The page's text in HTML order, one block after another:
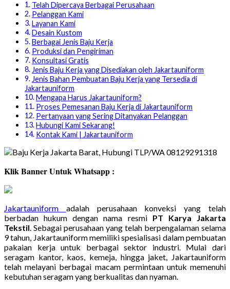
Telah Dipercaya Berbagai Perusahaan
Pelanggan Kami
Layanan Kami
Desain Kustom
Berbagai Jenis Baju Kerja
Produksi dan Pengiriman
Konsultasi Gratis
Jenis Baju Kerja yang Disediakan oleh Jakartauniform
Jenis Bahan Pembuatan Baju Kerja yang Tersedia di
Jakartauniform
Mengapa Harus Jakartauniform?
Proses Pemesanan Baju Kerja di Jakartauniform
Pertanyaan yang Sering Ditanyakan Pelanggan
Hubungi Kami Sekarang!
Kontak Kami | Jakartauniform
Klik Banner Untuk Whatsapp :
Jakartauniform adalah perusahaan konveksi yang telah
berbadan hukum dengan nama resmi PT Karya Jakarta
Tekstil. Sebagai perusahaan yang telah berpengalaman selama
9 tahun, Jakartauniform memiliki spesialisasi dalam pembuatan
pakaian kerja untuk berbagai sektor industri. Mulai dari
seragam kantor, kaos, kemeja, hingga jaket, Jakartauniform
telah melayani berbagai macam permintaan untuk memenuhi
kebutuhan seragam yang berkualitas dan nyaman.